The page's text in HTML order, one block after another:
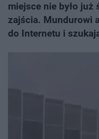
miejsce nie było już
zajścia. Mundurowi
do Internetu i